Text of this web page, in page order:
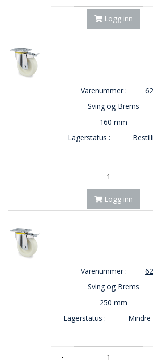
Logg inn
Varenummer :
Sving og Brems
160 mm
Lagerstatus :
-
Logg inn
Varenummer :
Sving og Brems
250 mm
Lagerstatus :
Mindre
-